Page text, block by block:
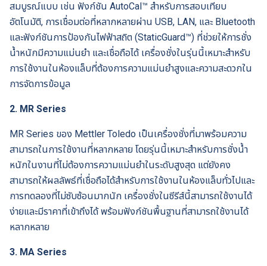
สมบูรณ์แบบ เช่น ฟังก์ชัน AutoCal™ สำหรับการสอบเทียบ
อัตโนมัติ, การเชื่อมต่อที่หลากหลายผ่าน USB, LAN, และ Bluetooth
และฟังก์ชันการป้องกันไฟฟ้าสถิต (StaticGuard™) ที่ช่วยให้การชั่ง
น้ำหนักมีความแม่นยำ และเชื่อถือได้ เครื่องชั่งในรุ่นนี้เหมาะสำหรับ
การใช้งานในห้องแล็บที่ต้องการความแม่นยำสูงและความสะดวกใน
การจัดการข้อมูล
2. MR Series
MR Series ของ Mettler Toledo เป็นเครื่องชั่งที่มาพร้อมความ
สามารถในการใช้งานที่หลากหลาย โดยรุ่นนี้เหมาะสำหรับการชั่งน้ำ
หนักในงานที่ไม่ต้องการความแม่นยำในระดับสูงสุด แต่ยังคง
สามารถให้ผลลัพธ์ที่เชื่อถือได้สำหรับการใช้งานในห้องแล็บทั่วไปและ
การทดลองที่ไม่ซับซ้อนมากนัก เครื่องชั่งในซีรีส์นี้สามารถใช้งานได้
ง่ายและมีราคาที่เข้าถึงได้ พร้อมฟังก์ชันพื้นฐานที่สามารถใช้งานได้
หลากหลาย
3. MA Series